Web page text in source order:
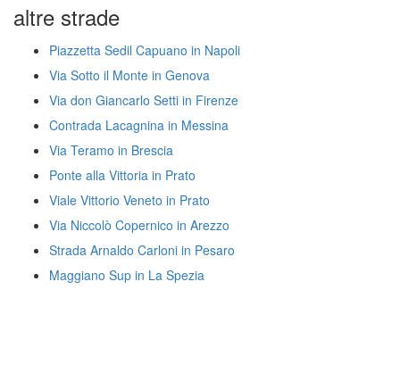
altre strade
Piazzetta Sedil Capuano in Napoli
Via Sotto il Monte in Genova
Via don Giancarlo Setti in Firenze
Contrada Lacagnina in Messina
Via Teramo in Brescia
Ponte alla Vittoria in Prato
Viale Vittorio Veneto in Prato
Via Niccolò Copernico in Arezzo
Strada Arnaldo Carloni in Pesaro
Maggiano Sup in La Spezia